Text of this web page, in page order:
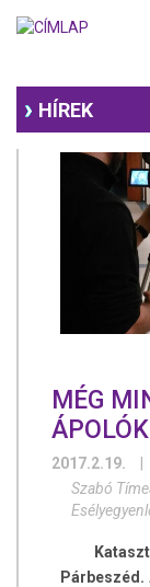
HÍREK
MÉG
2017.2.19.
Szabó
Párbeszéd.